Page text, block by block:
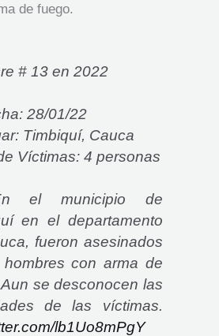
de fuego.
# 13 en 2022
28/01/22
Timbiquí, Cauca
Víctimas: 4 personas
el municipio de
en el departamento
fueron asesinados
hombres con arma de
se desconocen las
de las víctimas.
lb1Uo8mPgY